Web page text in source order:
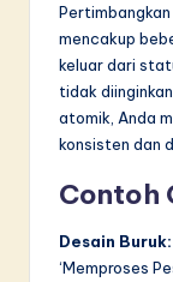
mencakup
keluar dari
tidak
atomik, Anda
konsisten dan
Contoh
Desain Buruk:
‘Memproses